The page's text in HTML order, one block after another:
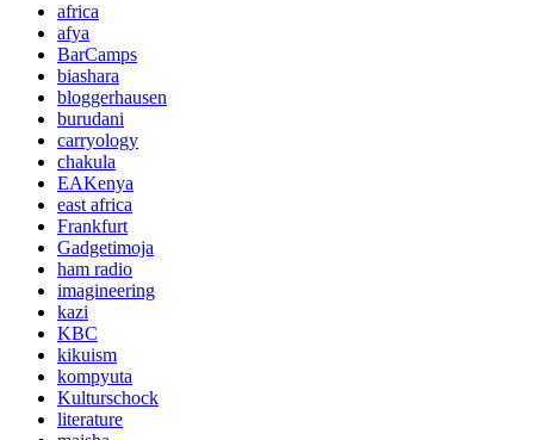
africa
afya
BarCamps
biashara
bloggerhausen
burudani
carryology
chakula
EAKenya
east africa
Frankfurt
Gadgetimoja
ham radio
imagineering
kazi
KBC
kikuism
kompyuta
Kulturschock
literature